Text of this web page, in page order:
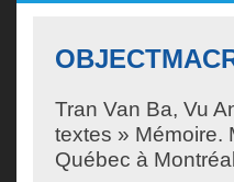
Tran Van Ba, Vu
textes » Mémoire.
Québec à